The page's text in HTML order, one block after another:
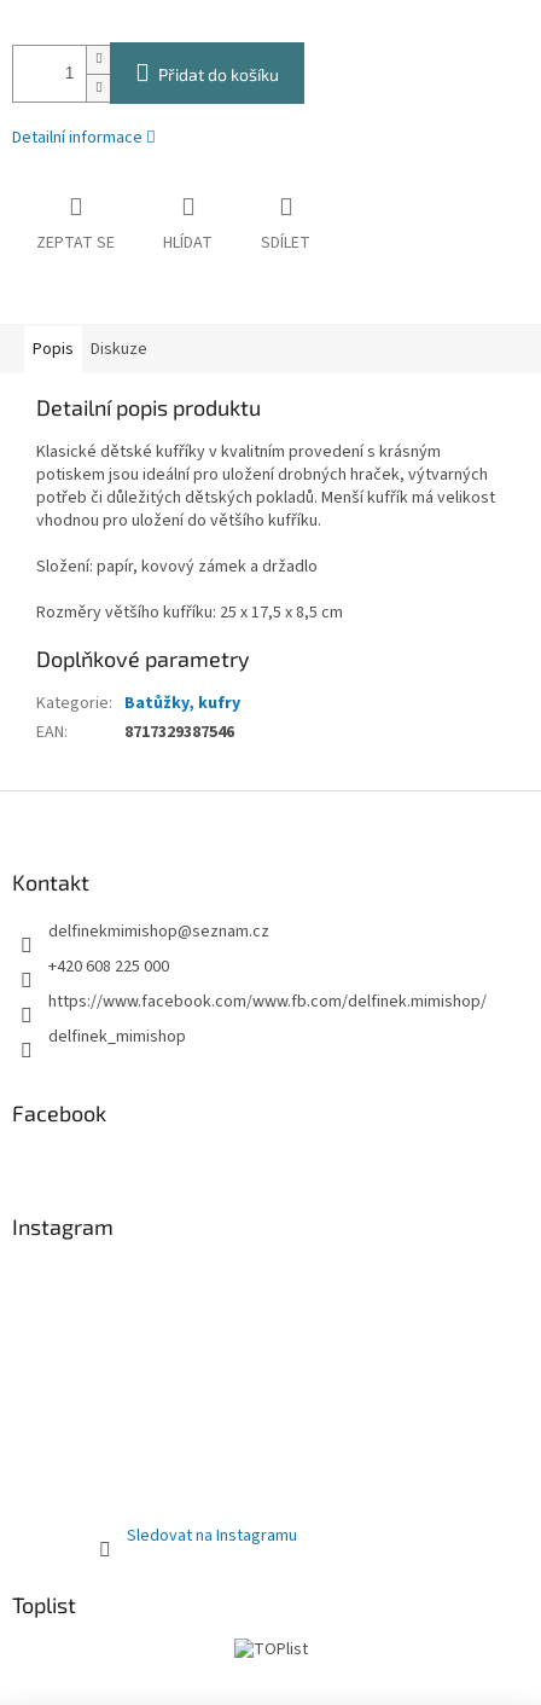
Přidat do košíku
Detailní informace
ZEPTAT SE HLÍDAT SDÍLET
Popis Diskuze
Detailní popis produktu
Klasické dětské kufříky v kvalitním provedení s krásným
potiskem jsou ideální pro uložení drobných hraček, výtvarných
potřeb či důležitých dětských pokladů. Menší kufřík má velikost
vhodnou pro uložení do většího kufříku.
Složení: papír, kovový zámek a držadlo
Rozměry většího kufříku: 25 x 17,5 x 8,5 cm
Doplňkové parametry
Kategorie: Batůžky, kufry
EAN: 8717329387546
Kontakt
delfinekmimishop@seznam.cz
+420 608 225 000
https://www.facebook.com/www.fb.com/delfinek.mimishop/
delfinek_mimishop
Facebook
Instagram
Sledovat na Instagramu
Toplist